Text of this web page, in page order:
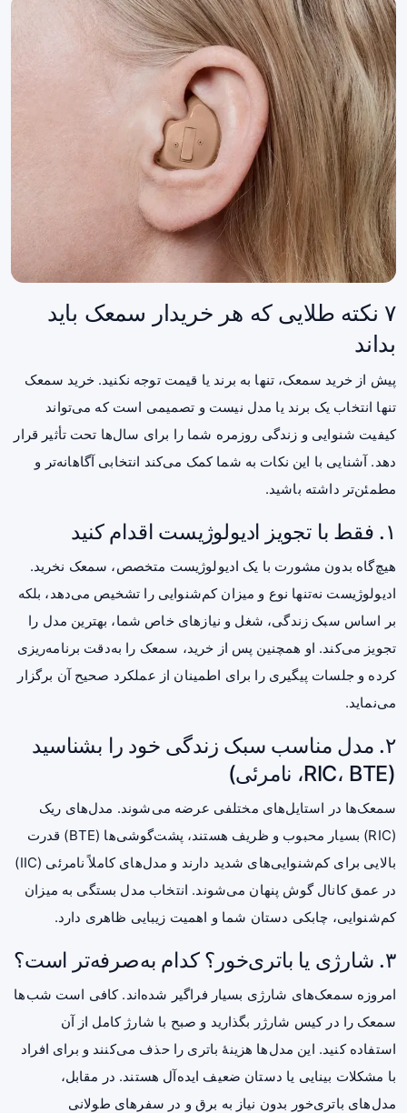
۷ نکته طلایی که هر خریدار سمعک باید
بداند
پیش از خرید سمعک، تنها به برند یا قیمت توجه نکنید. خرید سمعک
تنها انتخاب یک برند یا مدل نیست و تصمیمی است که می‌تواند
کیفیت شنوایی و زندگی روزمره شما را برای سال‌ها تحت تأثیر قرار
دهد. آشنایی با این نکات به شما کمک می‌کند انتخابی آگاهانه‌تر و
مطمئن‌تر داشته باشید.
۱. فقط با تجویز ادیولوژیست اقدام کنید
هیچ‌گاه بدون مشورت با یک ادیولوژیست متخصص، سمعک نخرید.
ادیولوژیست نه‌تنها نوع و میزان کم‌شنوایی را تشخیص می‌دهد، بلکه
بر اساس سبک زندگی، شغل و نیازهای خاص شما، بهترین مدل را
تجویز می‌کند. او همچنین پس از خرید، سمعک را به‌دقت برنامه‌ریزی
کرده و جلسات پیگیری را برای اطمینان از عملکرد صحیح آن برگزار
می‌نماید.
۲. مدل مناسب سبک زندگی خود را بشناسید
(RIC، BTE، نامرئی)
سمعک‌ها در استایل‌های مختلفی عرضه می‌شوند. مدل‌های ریک
(RIC) بسیار محبوب و ظریف هستند، پشت‌گوشی‌ها (BTE) قدرت
بالایی برای کم‌شنوایی‌های شدید دارند و مدل‌های کاملاً نامرئی (IIC)
در عمق کانال گوش پنهان می‌شوند. انتخاب مدل بستگی به میزان
کم‌شنوایی، چابکی دستان شما و اهمیت زیبایی ظاهری دارد.
۳. شارژی یا باتری‌خور؟ کدام به‌صرفه‌تر است؟
امروزه سمعک‌های شارژی بسیار فراگیر شده‌اند. کافی است شب‌ها
سمعک را در کیس شارژر بگذارید و صبح با شارژ کامل از آن
استفاده کنید. این مدل‌ها هزینهٔ باتری را حذف می‌کنند و برای افراد
با مشکلات بینایی یا دستان ضعیف ایده‌آل هستند. در مقابل،
مدل‌های باتری‌خور بدون نیاز به برق و در سفرهای طولانی